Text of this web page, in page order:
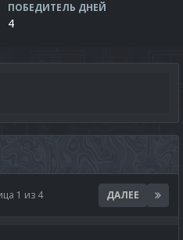
ПОБЕДИТЕЛЬ ДНЕЙ
4
ДАЛЕЕ
1 из 4